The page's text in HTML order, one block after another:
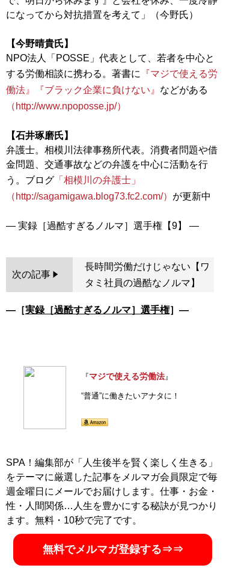
になってから対抗措置を考えて」（今野氏）
【今野晴貴氏】
NPO法人「POSSE」代表として、若者を中心と
する労働相談に携わる。著書に
『マジで使える労
働法』
『ブラック企業に負けない』 などがある
（http://www.npoposse.jp/）
【石井琢磨氏】
弁護士。相模川法律事務所代表。消費者問題や借
金問題、交通事故などの弁護を中心に活動を行
う。ブログ 「相模川の弁護士」
（http://sagamigawa.blog73.fc2.com/） が更新中
次の記事
長時間労働だけじゃない【ワ
タミ社員の過酷なノルマ】
―［実録［過酷すぎるノルマ］選手権］―
『マジで使える労働法』
“普通”に働きたいアナタに！
SPA！編集部が「人生後半を賢く楽しく生きる」
をテーマに厳選した記事をメルマガ会員限定で毎
週金曜日にメールでお届けします。仕事・お金・
性・人間関係…人生を豊かにする秘訣が見つかり
ます。無料・10秒で完了です。
無料でメルマガ登録する⇒⇒